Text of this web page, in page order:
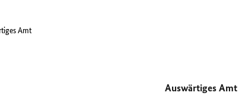
Amt
Auswärtiges Amt